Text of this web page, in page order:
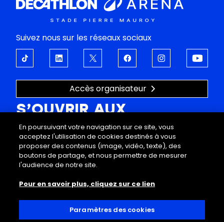
Suivez nous sur les réseaux sociaux
Accès organisateur
S’OUVRIR AUX
ÉMOTIONS
À propos
Programmation
Visites
Decathlon Arena
Support
FAQ
Données personnelles
Règlement intérieur
En poursuivant votre navigation sur ce site, vous
acceptez l'utilisation de cookies destinés à vous
proposer des contenus (image, vidéo, texte), des
boutons de partage, et nous permettre de mesurer
l'audience de notre site.
Pour en savoir plus, cliquez sur ce lien
Paramètres des cookies